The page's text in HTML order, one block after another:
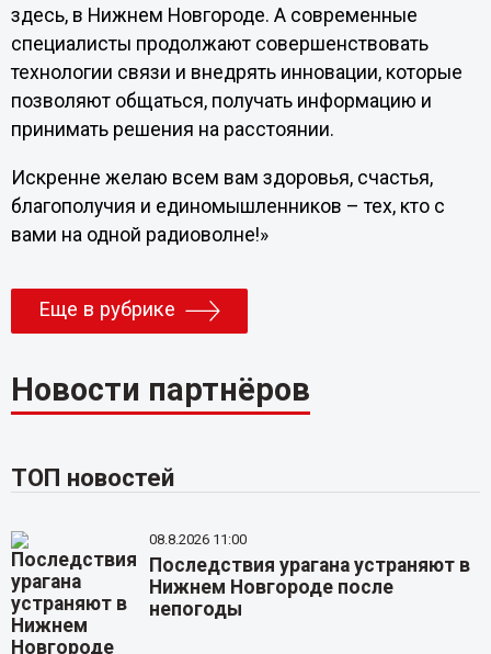
здесь, в Нижнем Новгороде. А современные
специалисты продолжают совершенствовать
технологии связи и внедрять инновации, которые
позволяют общаться, получать информацию и
принимать решения на расстоянии.
Искренне желаю всем вам здоровья, счастья,
благополучия и единомышленников – тех, кто с
вами на одной радиоволне!»
Еще в рубрике
Новости партнёров
ТОП новостей
08.8.2026 11:00
Последствия урагана устраняют в
Нижнем Новгороде после
непогоды